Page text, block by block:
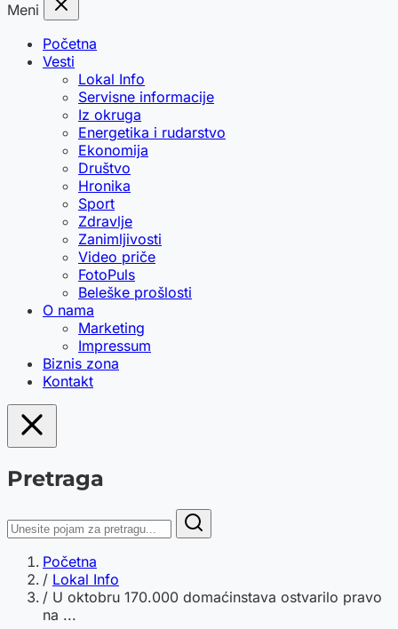
Meni
Početna
Vesti
Lokal Info
Servisne informacije
Iz okruga
Energetika i rudarstvo
Ekonomija
Društvo
Hronika
Sport
Zdravlje
Zanimljivosti
Video priče
FotoPuls
Beleške prošlosti
O nama
Marketing
Impressum
Biznis zona
Kontakt
Pretraga
Početna
/ Lokal Info
/ U oktobru 170.000 domaćinstava ostvarilo pravo
na ...